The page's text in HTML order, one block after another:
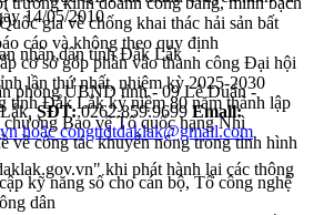
gia về chống khai thác hải sản bất
cáo và không theo quy định
cơ sở góp phần vào thanh công Đại hội
lần thứ nhất, nhiệm kỳ 2025-2030
tỉnh Đắk Lắk kỷ niệm 80 năm thành lập
chương Bảo vệ Tổ quốc hạng Nhì
về công tác khuyến nông trong tình hình
kỹ năng số cho cán bộ, Tổ công nghệ
dân
14/05/2010
nhân dân tỉnh Đắk Lắk
phòng UBND tỉnh - 09 Lê Duẩn -
Lắk.SĐT:0262.859.9699 Email:
hoặc congttdtdaklak@gmail.com
khi phát hành lại các thông